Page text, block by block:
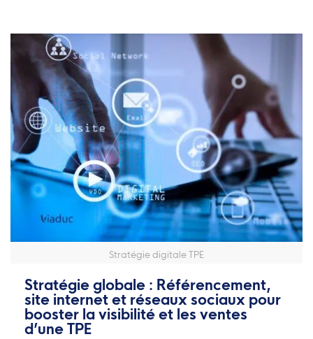
Stratégie digitale TPE
Stratégie globale : Référencement,
site internet et réseaux sociaux pour
booster la visibilité et les ventes
d’une TPE